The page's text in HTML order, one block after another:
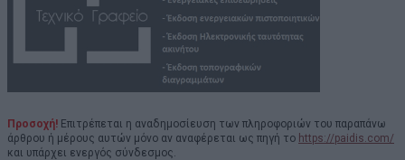
Προσοχή! Επιτρέπεται η αναδημοσίευση των πληροφοριών του παραπάνω
άρθρου ή μέρους αυτών μόνο αν αναφέρεται ως πηγή το https://paidis.com/
και υπάρχει ενεργός σύνδεσμος.